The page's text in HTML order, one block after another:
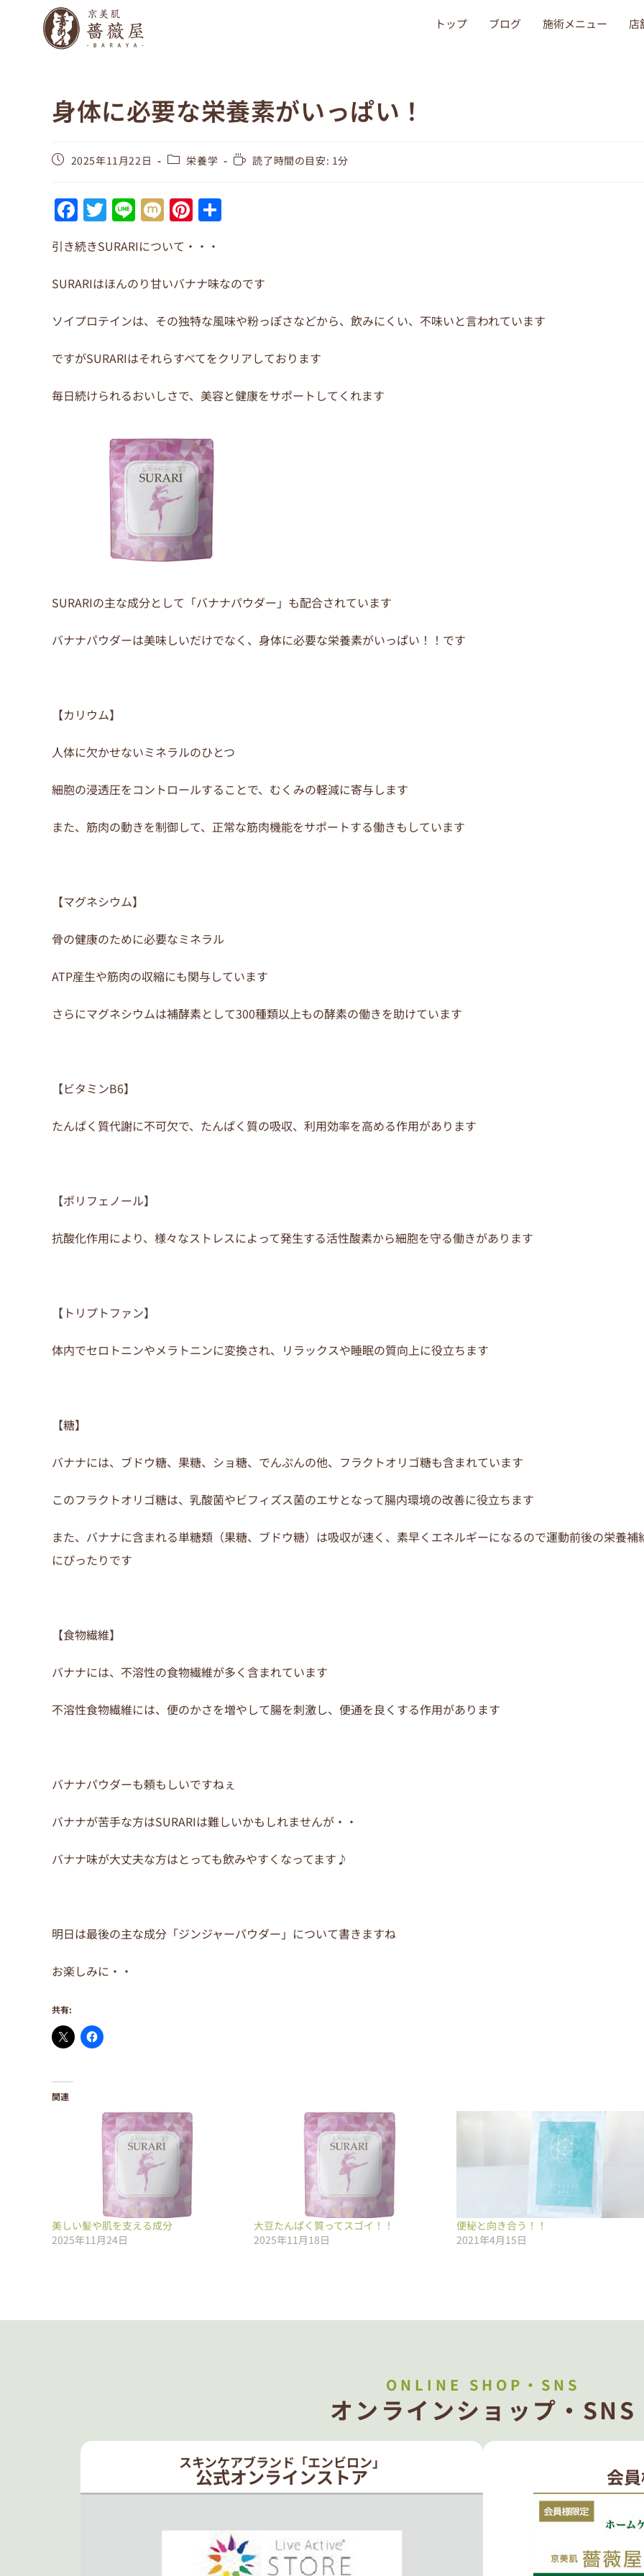
トップ ブログ 施術メニュー 店
身体に必要な栄養素がいっぱい！
2025年11月22日 栄養学 読了時間の目安: 1分
F
a
c
e
o
o
k
T
w
itt
er
Li
n
e
M
ix
i
Pi
nt
er
e
引き続きSURARIについて・・・
SURARIはほんのり甘いバナナ味なのです
ソイプロテインは、その独特な風味や粉っぽさなどから、飲みにくい、不味いと言われています
ですがSURARIはそれらすべてをクリアしております
毎日続けられるおいしさで、美容と健康をサポートしてくれます
SURARIの主な成分として「バナナパウダー」も配合されています
バナナパウダーは美味しいだけでなく、身体に必要な栄養素がいっぱい！！です
【カリウム】
人体に欠かせないミネラルのひとつ
細胞の浸透圧をコントロールすることで、むくみの軽減に寄与します
また、筋肉の動きを制御して、正常な筋肉機能をサポートする働きもしています
【マグネシウム】
骨の健康のために必要なミネラル
ATP産生や筋肉の収縮にも関与しています
さらにマグネシウムは補酵素として300種類以上もの酵素の働きを助けています
【ビタミンB6】
たんぱく質代謝に不可欠で、たんぱく質の吸収、利用効率を高める作用があります
【ポリフェノール】
抗酸化作用により、様々なストレスによって発生する活性酸素から細胞を守る働きがあります
【トリプトファン】
体内でセロトニンやメラトニンに変換され、リラックスや睡眠の質向上に役立ちます
【糖】
バナナには、ブドウ糖、果糖、ショ糖、でんぷんの他、フラクトオリゴ糖も含まれています
このフラクトオリゴ糖は、乳酸菌やビフィズス菌のエサとなって腸内環境の改善に役立ちます
また、バナナに含まれる単糖類（果糖、ブドウ糖）は吸収が速く、素早くエネルギーになるので運動前後の栄養補
にぴったりです
【食物繊維】
バナナには、不溶性の食物繊維が多く含まれています
不溶性食物繊維には、便のかさを増やして腸を刺激し、便通を良くする作用があります
バナナパウダーも頼もしいですねぇ
バナナが苦手な方はSURARIは難しいかもしれませんが・・
バナナ味が大丈夫な方はとっても飲みやすくなってます♪
明日は最後の主な成分「ジンジャーパウダー」について書きますね
お楽しみに・・
共有:
関連
美しい髪や肌を支える成分
2025年11月24日
大豆たんぱく質ってスゴイ！！
2025年11月18日
便秘と向き合う！！
2021年4月15日
ONLINE SHOP・SNS
オンラインショップ・SNS
スキンケアブランド「エンビロン」
公式オンラインストア 会